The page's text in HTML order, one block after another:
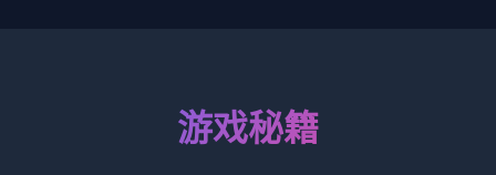
游戏秘籍